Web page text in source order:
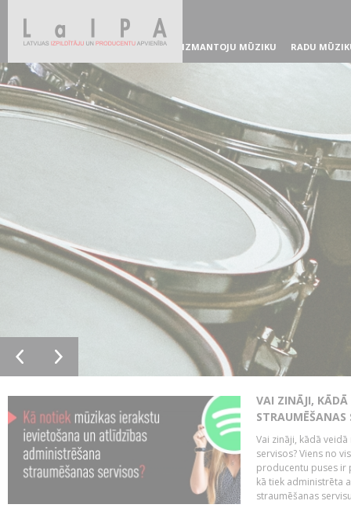
IZMANTOJU MŪZIKU RADU
VAI ZINĀJI,
STRAUMĒŠANAS
Vai zināji, kādā
servisos? Viens no
producentu puses ir
kā tiek administrēta
straumēšanas